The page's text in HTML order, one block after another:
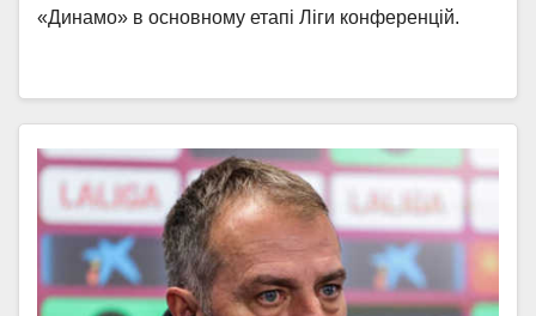
«Динамо» в основному етапі Ліги конференцій.